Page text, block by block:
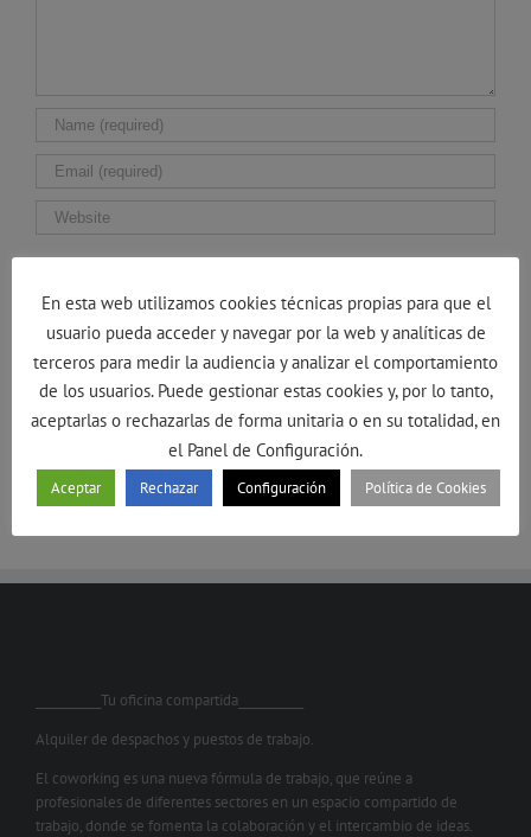
este navegador para la próxima vez que comente.
___________Tu oficina compartida___________
Alquiler de despachos y puestos de trabajo.
El coworking es una nueva fórmula de trabajo, que reúne a
profesionales de diferentes sectores en un espacio compartido de
trabajo, donde se fomenta la colaboración y el intercambio de ideas.
En esta web utilizamos cookies técnicas propias para que el
usuario pueda acceder y navegar por la web y analíticas de
terceros para medir la audiencia y analizar el comportamiento
de los usuarios. Puede gestionar estas cookies y, por lo tanto,
aceptarlas o rechazarlas de forma unitaria o en su totalidad, en
el Panel de Configuración.
Aceptar Rechazar Configuración Política de Cookies